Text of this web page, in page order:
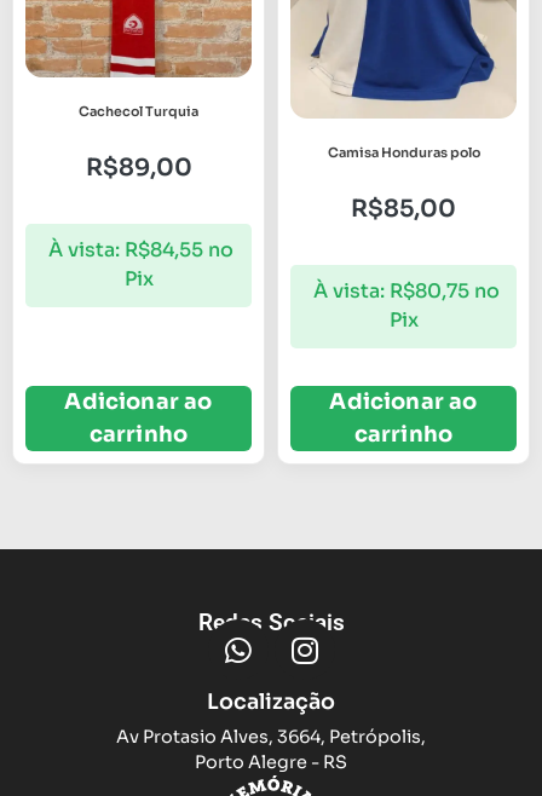
Cachecol Turquia
R$89,00
À vista: R$84,55 no
Pix
Adicionar ao
carrinho
Camisa Honduras polo
R$85,00
À vista: R$80,75 no
Pix
Adicionar ao
carrinho
Redes Sociais
Localização
Av Protasio Alves, 3664, Petrópolis,
Porto Alegre - RS